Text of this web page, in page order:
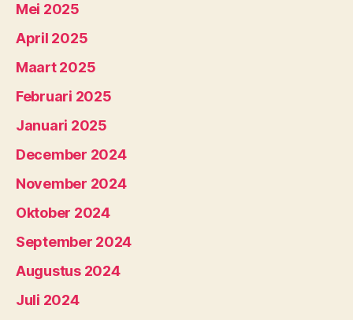
Mei 2025
April 2025
Maart 2025
Februari 2025
Januari 2025
December 2024
November 2024
Oktober 2024
September 2024
Augustus 2024
Juli 2024